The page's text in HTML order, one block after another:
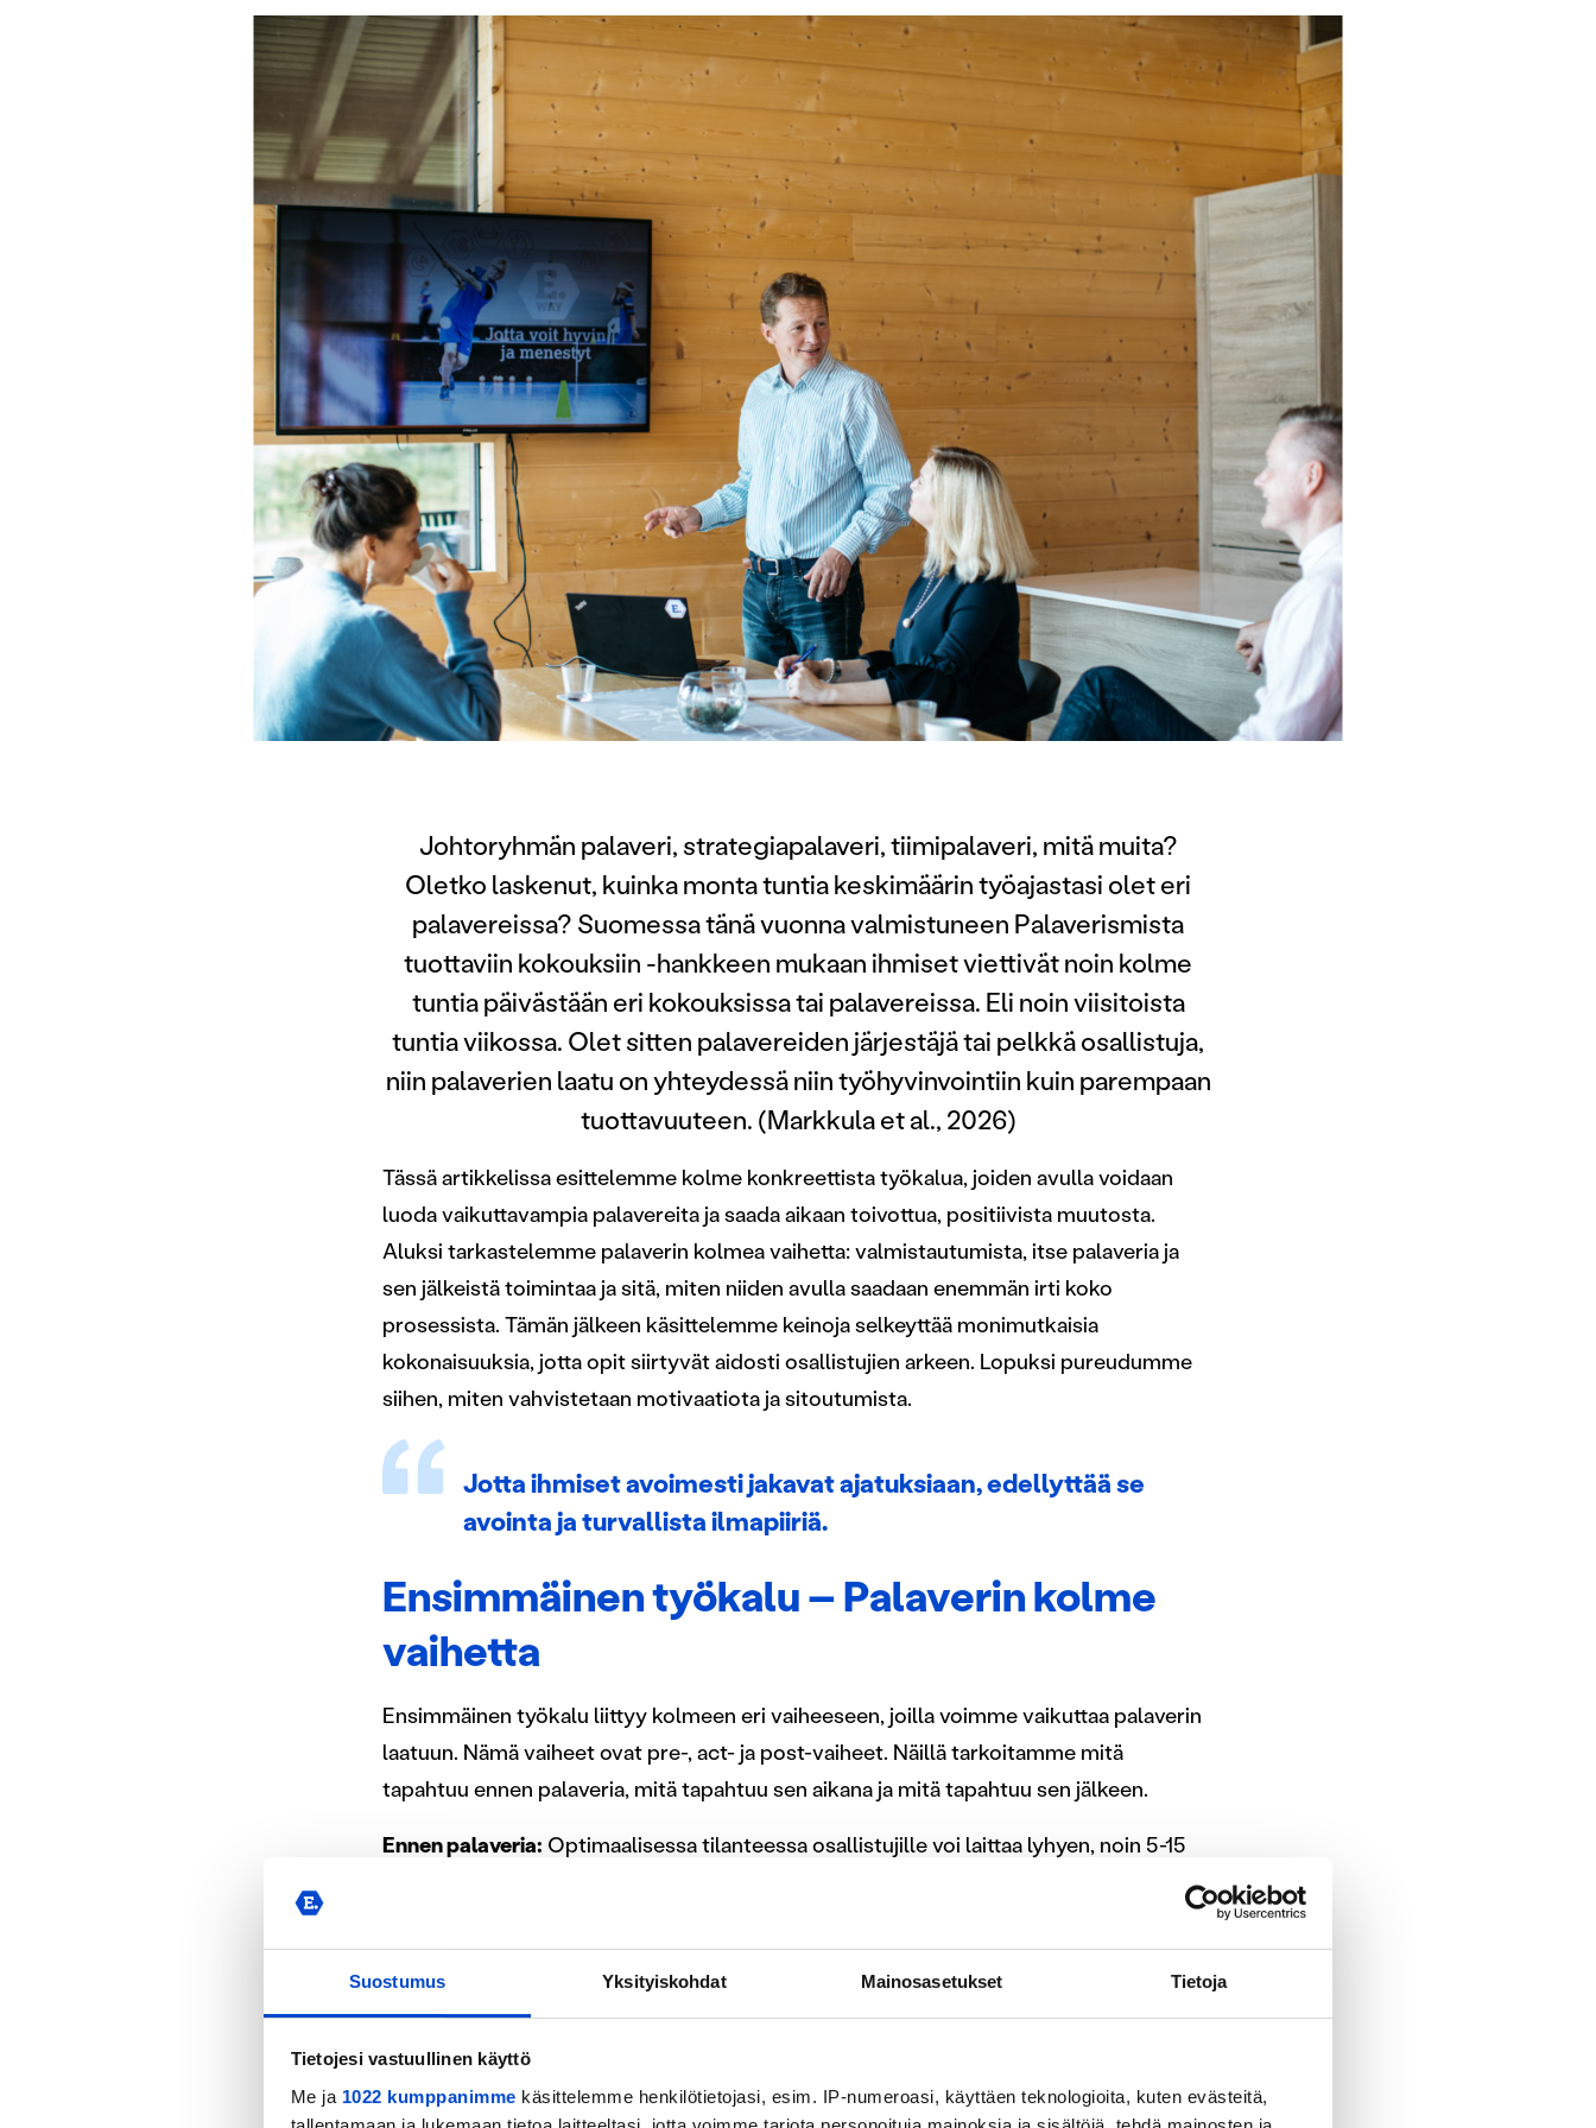
Suostumus Yksityiskohdat Mainosasetukset Tietoja
Tietojesi vastuullinen käyttö
Me ja 1022 kumppanimme käsittelemme henkilötietojasi, esim. IP-numeroasi, käyttäen teknologioita, kuten evästeitä,
Johtoryhmän palaveri, strategiapalaveri, tiimipalaveri, mitä muita?
Oletko laskenut, kuinka monta tuntia keskimäärin työajastasi olet eri
palavereissa? Suomessa tänä vuonna valmistuneen Palaverismista
tuottaviin kokouksiin -hankkeen mukaan ihmiset viettivät noin kolme
tuntia päivästään eri kokouksissa tai palavereissa. Eli noin viisitoista
tuntia viikossa. Olet sitten palavereiden järjestäjä tai pelkkä osallistuja,
niin palaverien laatu on yhteydessä niin työhyvinvointiin kuin parempaan
tuottavuuteen. (Markkula et al., 2026)
Tässä artikkelissa esittelemme kolme konkreettista työkalua, joiden avulla voidaan
luoda vaikuttavampia palavereita ja saada aikaan toivottua, positiivista muutosta.
Aluksi tarkastelemme palaverin kolmea vaihetta: valmistautumista, itse palaveria ja
sen jälkeistä toimintaa ja sitä, miten niiden avulla saadaan enemmän irti koko
prosessista. Tämän jälkeen käsittelemme keinoja selkeyttää monimutkaisia
kokonaisuuksia, jotta opit siirtyvät aidosti osallistujien arkeen. Lopuksi pureudumme
siihen, miten vahvistetaan motivaatiota ja sitoutumista.
Jotta ihmiset avoimesti jakavat ajatuksiaan, edellyttää se
avointa ja turvallista ilmapiiriä.
Ensimmäinen työkalu – Palaverin kolme
vaihetta
Ensimmäinen työkalu liittyy kolmeen eri vaiheeseen, joilla voimme vaikuttaa palaverin
laatuun. Nämä vaiheet ovat pre-, act- ja post-vaiheet. Näillä tarkoitamme mitä
tapahtuu ennen palaveria, mitä tapahtuu sen aikana ja mitä tapahtuu sen jälkeen.
Ennen palaveria: Optimaalisessa tilanteessa osallistujille voi laittaa lyhyen, noin 5-15
joka on palaverin kannalta relevanttia. Ennakkomateriaalin haasteena on se, että jos
tämä ei ole vakiintunut toimintatapa, niin osalla osallistujista voi jäädä
hyöty irti kannattaa huomioida seuraavat asiat: